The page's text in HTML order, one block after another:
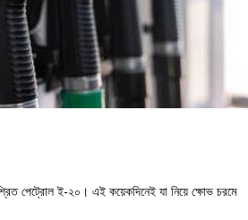
পেট্রোল ই-২০। এই কয়েকদিনেই যা নিয়ে ক্ষোভ চরমে